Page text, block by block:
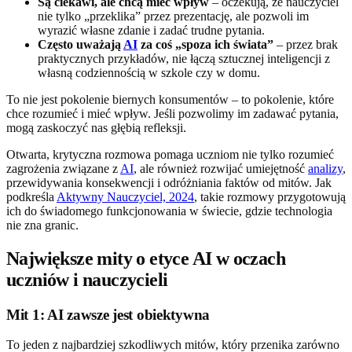
nie tylko „przeklika” przez prezentację, ale pozwoli im
wyrazić własne zdanie i zadać trudne pytania.
Często uważają AI za coś „spoza ich świata” – przez brak
praktycznych przykładów, nie łączą sztucznej inteligencji z
własną codziennością w szkole czy w domu.
To nie jest pokolenie biernych konsumentów – to pokolenie, które
chce rozumieć i mieć wpływ. Jeśli pozwolimy im zadawać pytania,
mogą zaskoczyć nas głębią refleksji.
Otwarta, krytyczna rozmowa pomaga uczniom nie tylko rozumieć
zagrożenia związane z AI, ale również rozwijać umiejętność analizy,
przewidywania konsekwencji i odróżniania faktów od mitów. Jak
podkreśla Aktywny Nauczyciel, 2024, takie rozmowy przygotowują
ich do świadomego funkcjonowania w świecie, gdzie technologia
nie zna granic.
Największe mity o etyce AI w oczach
uczniów i nauczycieli
Mit 1: AI zawsze jest obiektywna
To jeden z najbardziej szkodliwych mitów, który przenika zarówno